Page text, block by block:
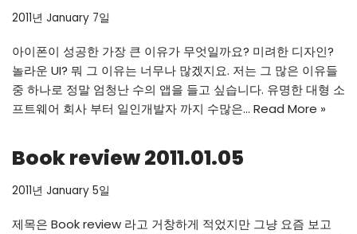
2011년 January 7일
아이폰이 성공한 가장 큰 이유가 무엇일까요? 미려한 디자인?
놀라운 UI? 뭐 그 이유는 너무나 많겠지요. 저는 그 많은 이유들
중 하나로 정말 엄청난 수의 앱을 들고 싶습니다. 유명한 대형 소
프트웨어 회사 부터 일인개발자 까지 수많은… Read More »
Book review 2011.01.05
2011년 January 5일
제목은 Book review 라고 거창하게 적었지만 그냥 요즘 보고